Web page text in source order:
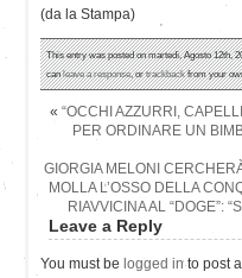
(da la Stampa)
This entry was posted on martedì, Agosto 12th,
canleave a response, ortrackbackfrom your
« “OCCHI AZZURRI,
PER ORDINARE UN
GIORGIA MELONI
MOLLA L’OSSO DELLA
RIAVVICINA AL “DOGE”:
Leave a Reply
You must be logged into post